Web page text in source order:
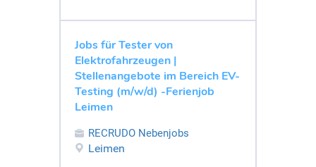
Jobs für Tester von
Elektrofahrzeugen |
Stellenangebote im Bereich EV-
Testing (m/w/d) -Ferienjob
Leimen
RECRUDO Nebenjobs
Leimen